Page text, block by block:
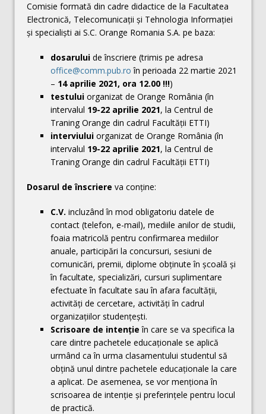
Comisie formată din cadre didactice de la Facultatea
Electronică, Telecomunicaţii şi Tehnologia Informaţiei
şi specialişti ai S.C. Orange Romania S.A. pe baza:
dosarului de înscriere (trimis pe adresa
office@comm.pub.ro în perioada 22 martie 2021
– 14 aprilie 2021, ora 12.00 !!!)
testului organizat de Orange România (în
intervalul 19-22 aprilie 2021, la Centrul de
Traning Orange din cadrul Facultăţii ETTI)
interviului organizat de Orange România (în
intervalul 19-22 aprilie 2021, la Centrul de
Traning Orange din cadrul Facultăţii ETTI)
Dosarul de înscriere va conţine:
C.V. incluzând în mod obligatoriu datele de
contact (telefon, e-mail), mediile anilor de studii,
foaia matricolă pentru confirmarea mediilor
anuale, participări la concursuri, sesiuni de
comunicări, premii, diplome obţinute în şcoală şi
în facultate, specializări, cursuri suplimentare
efectuate în facultate sau în afara facultăţii,
activităţi de cercetare, activităţi în cadrul
organizaţiilor studenţeşti.
Scrisoare de intenţie în care se va specifica la
care dintre pachetele educaţionale se aplică
urmând ca în urma clasamentului studentul să
obţină unul dintre pachetele educaţionale la care
a aplicat. De asemenea, se vor menţiona în
scrisoarea de intenţie şi preferinţele pentru locul
de practică.